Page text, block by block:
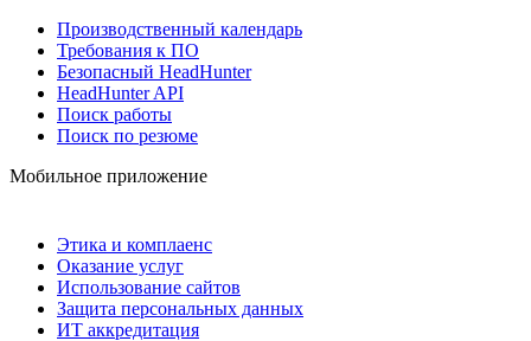
Производственный календарь
Требования к ПО
Безопасный HeadHunter
HeadHunter API
Поиск работы
Поиск по резюме
Мобильное приложение
Этика и комплаенс
Оказание услуг
Использование сайтов
Защита персональных данных
ИТ аккредитация